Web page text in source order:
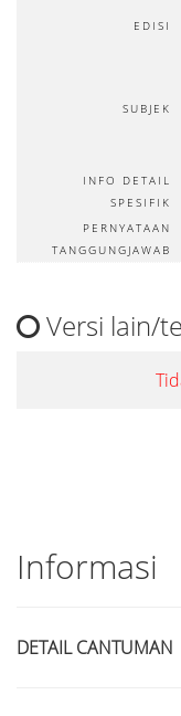
EDISI
SUBJEK
INFO DETAIL
SPESIFIK
PERNYATAAN
TANGGUNGJAWAB
Versi lain/
Informasi
DETAIL CANTUMAN